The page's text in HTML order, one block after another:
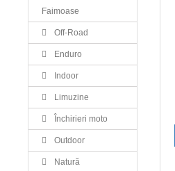
Faimoase
Off-Road
Enduro
Indoor
Limuzine
Închirieri moto
Outdoor
Natură